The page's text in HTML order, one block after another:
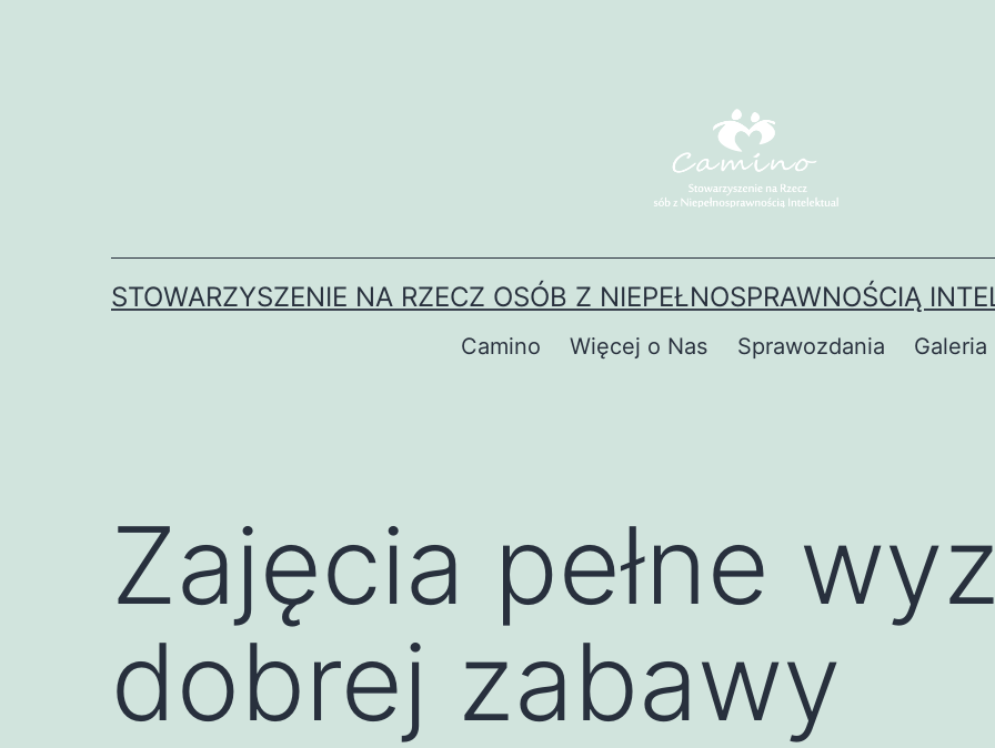
STOWARZYSZENIE NA RZECZ OSÓB Z NIEPEŁNOSPRAWNOŚCIĄ
Camino Więcej o Nas Sprawozdania Galeria
Zajęcia pełne
dobrej zabawy